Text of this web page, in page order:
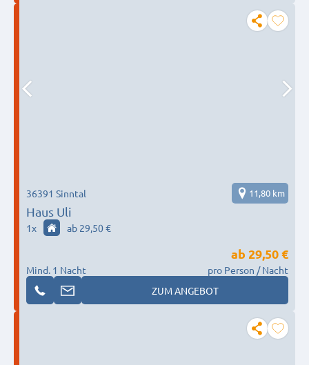
Haus Uli
36391 Sinntal 11,80 km
1x ab 29,50 €
Mind. 1 Nacht
ab 29,50 €
pro Person / Nacht
ZUM ANGEBOT